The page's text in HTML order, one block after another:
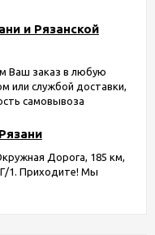
и Рязанской
Ваш заказ в любую
или службой доставки,
самовывоза
Дорога, 185 км,
1. Приходите! Мы